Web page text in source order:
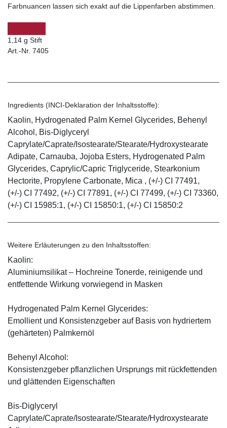
Farbnuancen lassen sich exakt auf die Lippenfarben abstimmen.
1,14 g Stift
Art.-Nr. 7405
Ingredients (INCI-Deklaration der Inhaltsstoffe):
Kaolin, Hydrogenated Palm Kernel Glycerides, Behenyl
Alcohol, Bis-Diglyceryl
Caprylate/Caprate/Isostearate/Stearate/Hydroxystearate
Adipate, Carnauba, Jojoba Esters, Hydrogenated Palm
Glycerides, Caprylic/Capric Triglyceride, Stearkonium
Hectorite, Propylene Carbonate, Mica , (+/-) CI 77491,
(+/-) CI 77492, (+/-) CI 77891, (+/-) CI 77499, (+/-) CI 73360,
(+/-) CI 15985:1, (+/-) CI 15850:1, (+/-) CI 15850:2
Weitere Erläuterungen zu den Inhaltsstoffen:
Kaolin:
Aluminiumsilikat – Hochreine Tonerde, reinigende und
entfettende Wirkung vorwiegend in Masken
Hydrogenated Palm Kernel Glycerides:
Emollient und Konsistenzgeber auf Basis von hydriertem
(gehärteten) Palmkernöl
Behenyl Alcohol:
Konsistenzgeber pflanzlichen Ursprungs mit rückfettenden
und glättenden Eigenschaften
Bis-Diglyceryl
Caprylate/Caprate/Isostearate/Stearate/Hydroxystearate